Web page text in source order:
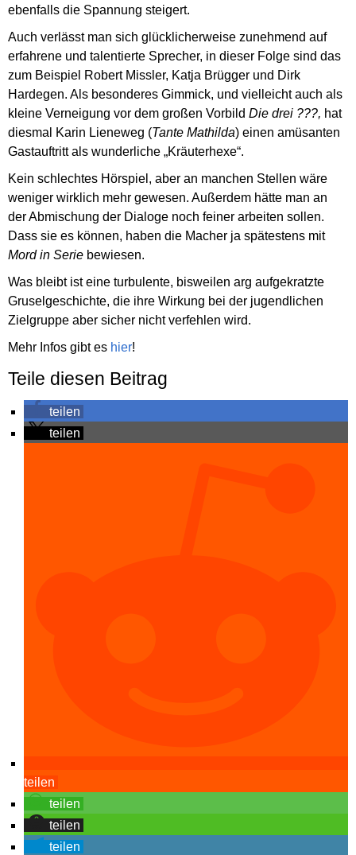
ebenfalls die Spannung steigert.
Auch verlässt man sich glücklicherweise zunehmend auf
erfahrene und talentierte Sprecher, in dieser Folge sind das
zum Beispiel Robert Missler, Katja Brügger und Dirk
Hardegen. Als besonderes Gimmick, und vielleicht auch als
kleine Verneigung vor dem großen Vorbild Die drei ???, hat
diesmal Karin Lieneweg (Tante Mathilda) einen amüsanten
Gastauftritt als wunderliche „Kräuterhexe“.
Kein schlechtes Hörspiel, aber an manchen Stellen wäre
weniger wirklich mehr gewesen. Außerdem hätte man an
der Abmischung der Dialoge noch feiner arbeiten sollen.
Dass sie es können, haben die Macher ja spätestens mit
Mord in Serie bewiesen.
Was bleibt ist eine turbulente, bisweilen arg aufgekratzte
Gruselgeschichte, die ihre Wirkung bei der jugendlichen
Zielgruppe aber sicher nicht verfehlen wird.
Mehr Infos gibt es hier!
Teile diesen Beitrag
teilen
teilen
teilen
teilen
teilen
teilen